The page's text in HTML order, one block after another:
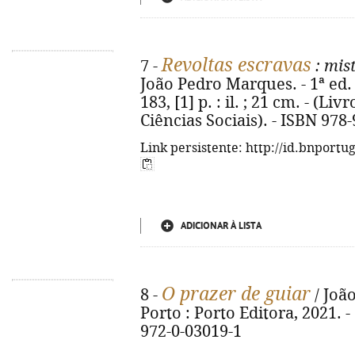
7 -Revoltas escravas :
João Pedro Marques. - 1ª
183, [1] p. : il. ; 21 cm. -
Ciências Sociais). - ISBN
Link persistente: http://
ADICIONAR À LISTA
8 - O prazer de guiar /
Porto : Porto Editora, 2021. -
972-0-03019-1